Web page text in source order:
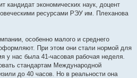
кандидат экономических наук, доцент
ресурсами РЭУ им. Плеханова
особенно малого и среднего
При этом они стали нормой для
у нас была 41-часовая рабочая неделя.
стандартам Международной
до 40 часов. Но в реальности она